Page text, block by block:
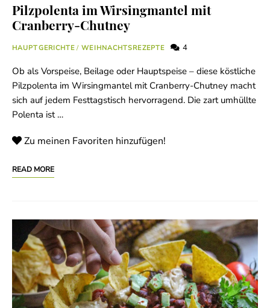
Pilzpolenta im Wirsingmantel mit
Cranberry-Chutney
HAUPTGERICHTE / WEIHNACHTSREZEPTE 4
Ob als Vorspeise, Beilage oder Hauptspeise – diese köstliche
Pilzpolenta im Wirsingmantel mit Cranberry-Chutney macht
sich auf jedem Festtagstisch hervorragend. Die zart umhüllte
Polenta ist …
Zu meinen Favoriten hinzufügen!
READ MORE